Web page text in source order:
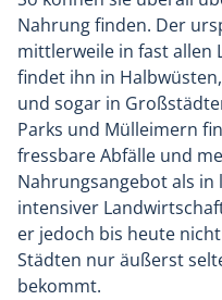
Nahrung finden. Der
mittlerweile in fast allen
findet ihn in
und sogar in
Parks und Mülleimern
fressbare Abfälle und
Nahrungsangebot als
intensiver
er jedoch bis heute
Städten nur äußerst
bekommt.